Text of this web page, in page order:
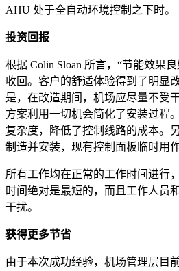
AHU 处于全自动环境控制之下时。
投资回报
根据 Colin Sloan 所言，“节能效果
收回。客户的舒适体验得到了明显
是，在改造期间，机场应尽量不受
方案利用一切机会简化了安装过程
复杂度，降低了控制线路的成本。
制造并安装，现有控制面板临时用
所有工作均在正常的工作时间进行
时间绝对是最短的，而且工作人员
干扰。
获得更多节省
由于本次成功经验，机场管理层目